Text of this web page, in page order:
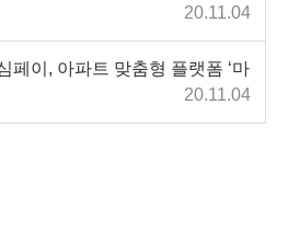
20.11.04
페이, 아파트 맞춤형 플랫폼 ‘마
20.11.04